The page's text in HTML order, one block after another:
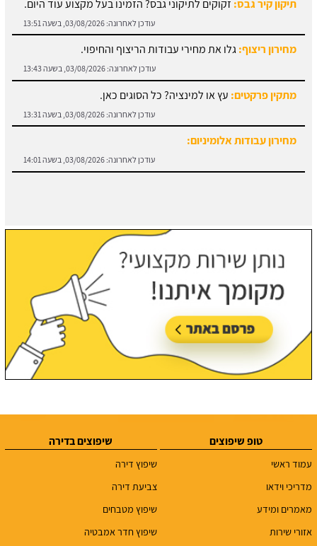
מחירון ריצוף:גלו את מחירי עבודות הריצוף והחיפוי.
עודכן לאחרונה: 03/08/2026, בשעה 13:43
מתקין פרקטים:עץ או למינציה? כל הסוגים כאן.
עודכן לאחרונה:03/08/2026, בשעה 13:31
מחירון עבודות אלומיניום:
עודכן לאחרונה: 03/08/2026, בשעה 14:01
חוזה קבלן שלד:מידע והורדת הסכם מול קבלן שלד.
עודכן לאחרונה: 03/08/2026, בשעה 13:57
טופ שיפוצים
עמוד ראשי
מדריכי וידאו
מאמרים ומידע
אזורי שירות
שיפוצים בדירה
שיפוץ דירה
צביעת דירה
שיפוץ מטבחים
שיפוץ חדר אמבטיה